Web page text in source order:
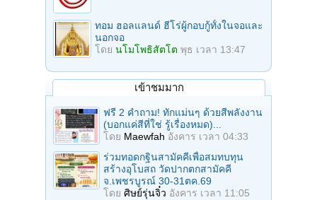
ทอม ฮอลแลนด์ ฮีโร่ผู้กอบกู้ทั้งในจอและ
นอกจอ
โดย นโมโพธิสัตโต พุธ เวลา 13:47
เข้าชมมาก
ฟรี 2 คำถาม! ทักแม่นๆ ด้วยสีพลังงาน
(บอกแค่สีที่ใช่ รู้เรื่องหมด)...
โดย Maewfah อังคาร เวลา 04:33
ร่วมทอดกฐินสามัคคีเพื่อสมทบทุน
สร้างอุโบสถ วัดปากตกสามัคคี
จ.เพชรบูรณ์ 30-31ตค.69
โดย ศิษย์รุ่นจิ๋ว อังคาร เวลา 11:05